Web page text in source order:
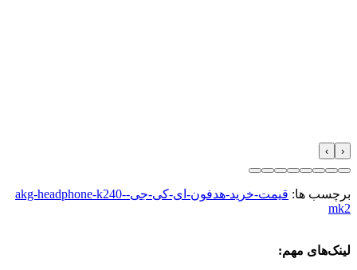
‹
›
برچسب ها:
قیمت-خرید-هدفون-ای-کی-جی-akg-headphone-k240-
mk2
لینک‌های مهم: